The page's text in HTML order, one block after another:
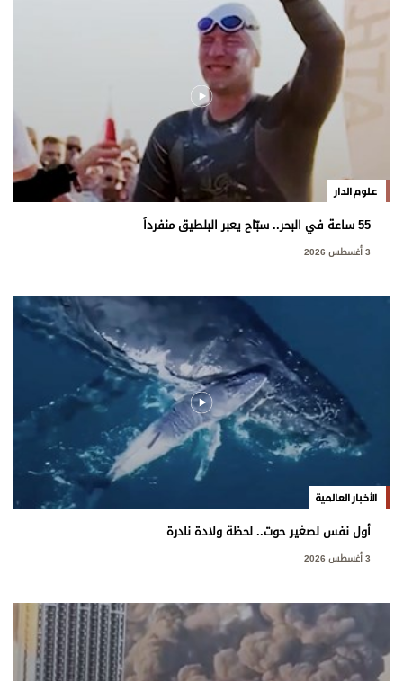
علوم الدار
55 ساعة في البحر.. سبّاح يعبر البلطيق منفرداً
3 أغسطس 2026
الأخبار العالمية
أول نفس لصغير حوت.. لحظة ولادة نادرة
3 أغسطس 2026